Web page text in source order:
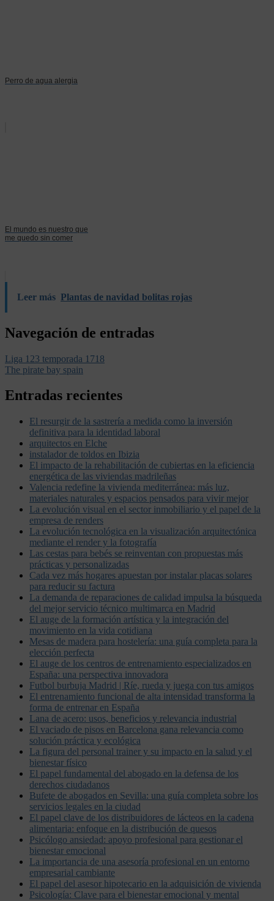
Perro de agua alergia
El mundo es nuestro que
me quedo sin comer
Leer más Plantas de navidad bolitas rojas
Navegación de entradas
Liga 123 temporada 1718
The pirate bay spain
Entradas recientes
El resurgir de la sastrería a medida como la inversión
definitiva para la identidad laboral
arquitectos en Elche
instalador de toldos en Ibizia
El impacto de la rehabilitación de cubiertas en la eficiencia
energética de las viviendas madrileñas
Valencia redefine la vivienda mediterránea: más luz,
materiales naturales y espacios pensados para vivir mejor
La evolución visual en el sector inmobiliario y el papel de la
empresa de renders
La evolución tecnológica en la visualización arquitectónica
mediante el render y la fotografía
Las cestas para bebés se reinventan con propuestas más
prácticas y personalizadas
Cada vez más hogares apuestan por instalar placas solares
para reducir su factura
La demanda de reparaciones de calidad impulsa la búsqueda
del mejor servicio técnico multimarca en Madrid
El auge de la formación artística y la integración del
movimiento en la vida cotidiana
Mesas de madera para hostelería: una guía completa para la
elección perfecta
El auge de los centros de entrenamiento especializados en
España: una perspectiva innovadora
Futbol burbuja Madrid | Ríe, rueda y juega con tus amigos
El entrenamiento funcional de alta intensidad transforma la
forma de entrenar en España
Lana de acero: usos, beneficios y relevancia industrial
El vaciado de pisos en Barcelona gana relevancia como
solución práctica y ecológica
La figura del personal trainer y su impacto en la salud y el
bienestar físico
El papel fundamental del abogado en la defensa de los
derechos ciudadanos
Bufete de abogados en Sevilla: una guía completa sobre los
servicios legales en la ciudad
El papel clave de los distribuidores de lácteos en la cadena
alimentaria: enfoque en la distribución de quesos
Psicólogo ansiedad: apoyo profesional para gestionar el
bienestar emocional
La importancia de una asesoría profesional en un entorno
empresarial cambiante
El papel del asesor hipotecario en la adquisición de vivienda
Psicología: Clave para el bienestar emocional y mental